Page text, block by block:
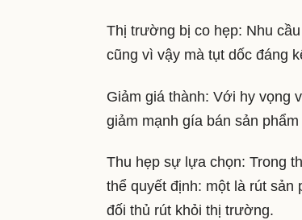
Thị trường bị co hẹp: Nhu
cũng vì vậy mà tụt dốc đáng
Giảm giá thành: Với hy vọng
giảm mạnh gía bán sản phẩm
Thu hẹp sự lựa chọn: Trong
thể quyết định: một là rút
đối thủ rút khỏi thị trường.